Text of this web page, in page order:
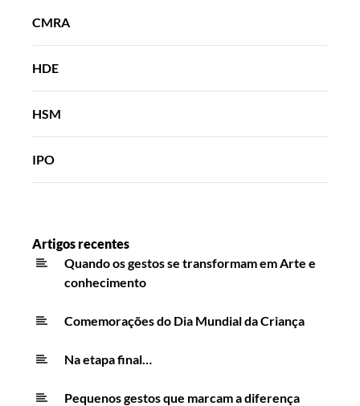
CMRA
HDE
HSM
IPO
Artigos recentes
Quando os gestos se transformam em Arte e
conhecimento
Comemorações do Dia Mundial da Criança
Na etapa final…
Pequenos gestos que marcam a diferença